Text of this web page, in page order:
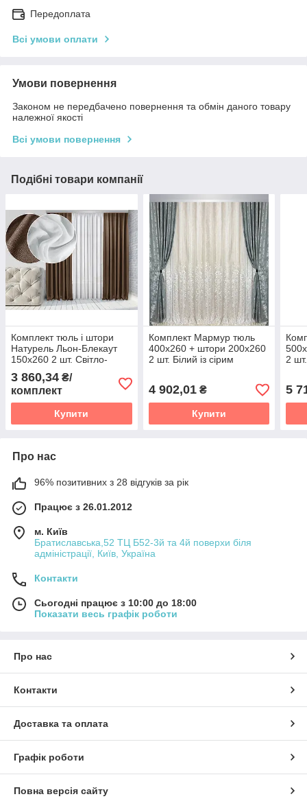
Передоплата
Всі умови оплати
Умови повернення
Законом не передбачено повернення та обмін даного товару
належної якості
Всі умови повернення
Подібні товари компанії
Комплект тюль і штори
Натурель Льон-Блекаут
150х260 2 шт. Світло-
коричневі Тюль Льон Лайт
400х260 Білий
3 860,34 ₴/
комплект
Купити
Комплект Мармур тюль
400х260 + штори 200х260
2 шт. Білий із сірим
4 902,01₴
Купити
2
5
Про нас
96% позитивних з 28 відгуків за рік
Працює з 26.01.2012
м. Київ
Братиславська,52 ТЦ Б52-3й та 4й поверхи біля
адміністрації, Київ, Україна
Контакти
Сьогодні працює з 10:00 до 18:00
Показати весь графік роботи
Про нас
Контакти
Доставка та оплата
Графік роботи
Повна версія сайту